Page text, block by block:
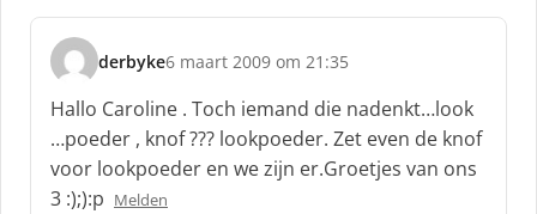
derbyke
s
c
h
r
e
e
6 maart 2009 om 21:35
Hallo Caroline . Toch iemand die nadenkt…look
…poeder , knof ??? lookpoeder. Zet even de knof
voor lookpoeder en we zijn er.Groetjes van ons
3 :);):p Melden